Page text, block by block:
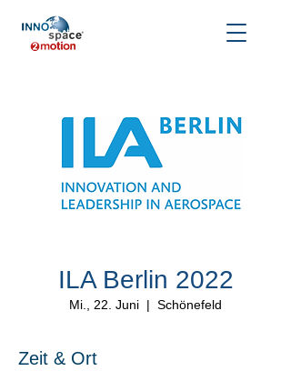
ILA Berlin 2022
Mi., 22. Juni
  |
Schönefeld
Zeit & Ort